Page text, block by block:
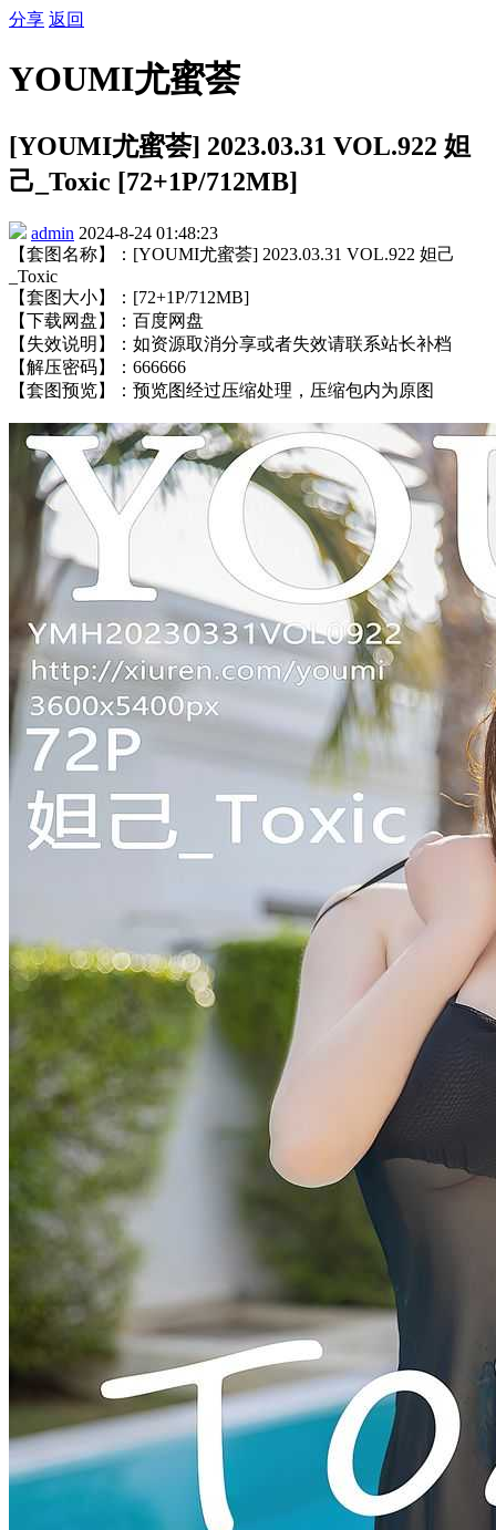
分享 返回
YOUMI尤蜜荟
[YOUMI尤蜜荟] 2023.03.31 VOL.922 妲
己_Toxic [72+1P/712MB]
admin 2024-8-24 01:48:23
【套图名称】：[YOUMI尤蜜荟] 2023.03.31 VOL.922 妲己
_Toxic
【套图大小】：[72+1P/712MB]
【下载网盘】：百度网盘
【失效说明】：如资源取消分享或者失效请联系站长补档
【解压密码】：666666
【套图预览】：预览图经过压缩处理，压缩包内为原图